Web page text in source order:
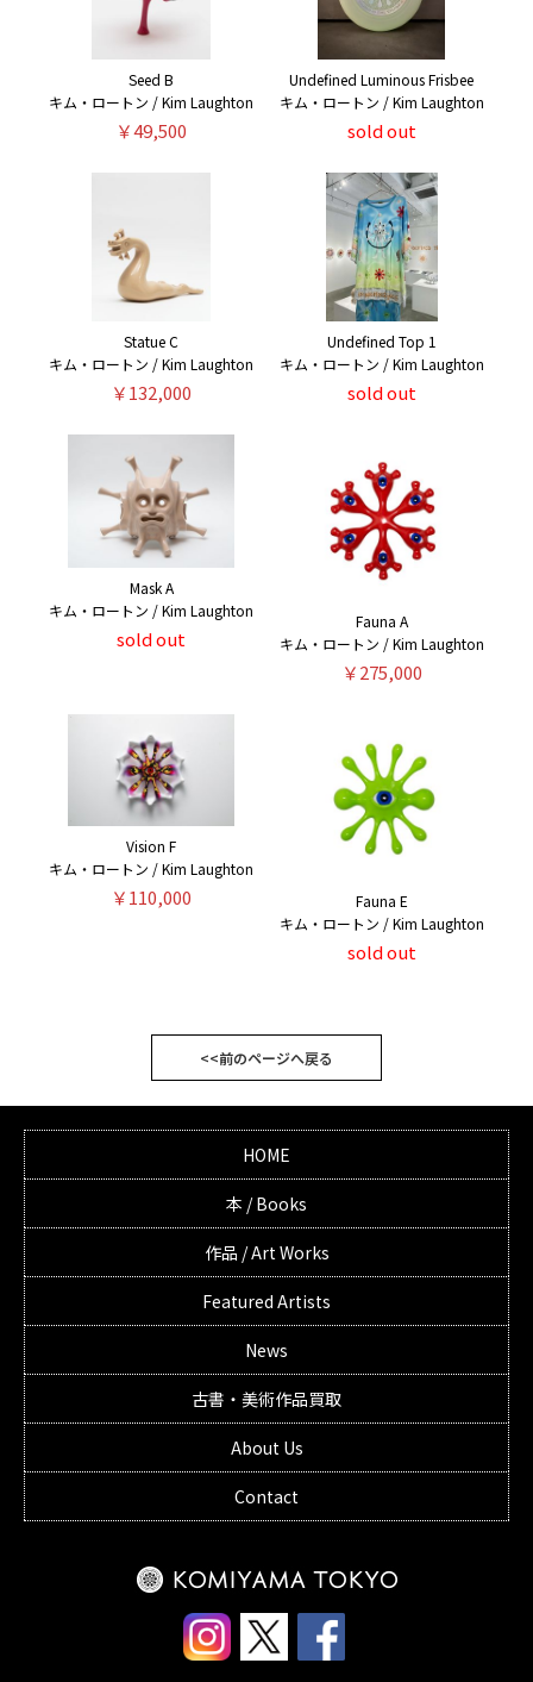
Seed B
キム・ロートン / Kim Laughton
￥49,500
Undefined Luminous Frisbee
キム・ロートン / Kim Laughton
sold out
Statue C
キム・ロートン / Kim Laughton
￥132,000
Undefined Top 1
キム・ロートン / Kim Laughton
sold out
Mask A
キム・ロートン / Kim Laughton
sold out
Fauna A
キム・ロートン / Kim Laughton
￥275,000
Vision F
キム・ロートン / Kim Laughton
￥110,000
Fauna E
キム・ロートン / Kim Laughton
sold out
<<前のページへ戻る
HOME
本 / Books
作品 / Art Works
Featured Artists
News
古書・美術作品買取
About Us
Contact